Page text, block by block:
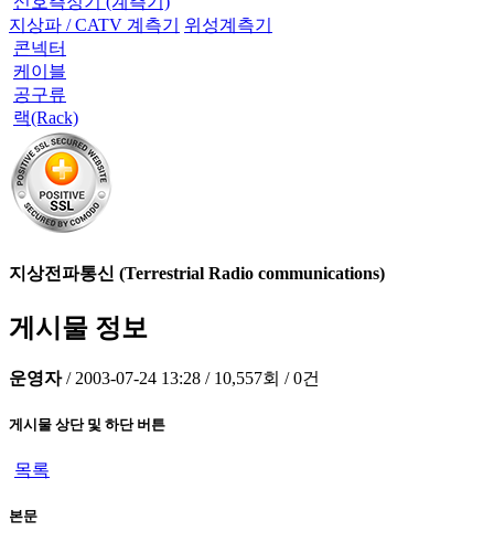
지상파 / CATV 계측기
위성계측기
콘넥터
케이블
공구류
랙(Rack)
지상전파통신 (Terrestrial Radio communications)
게시물 정보
운영자 / 2003-07-24 13:28 / 10,557회 / 0건
게시물 상단 및 하단 버튼
목록
본문